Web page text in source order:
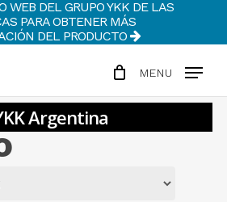
MENU
WEB DEL GRUPO YKK DE LAS
PARA OBTENER MÁS
DEL PRODUCTO